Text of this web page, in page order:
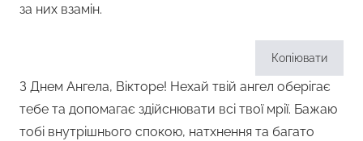
за них взамін.
Копіювати
З Днем Ангела, Вікторе! Нехай твій ангел оберігає
тебе та допомагає здійснювати всі твої мрії. Бажаю
тобі внутрішнього спокою, натхнення та багато